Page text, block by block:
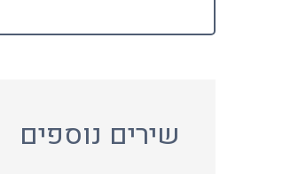
שירים נוספים